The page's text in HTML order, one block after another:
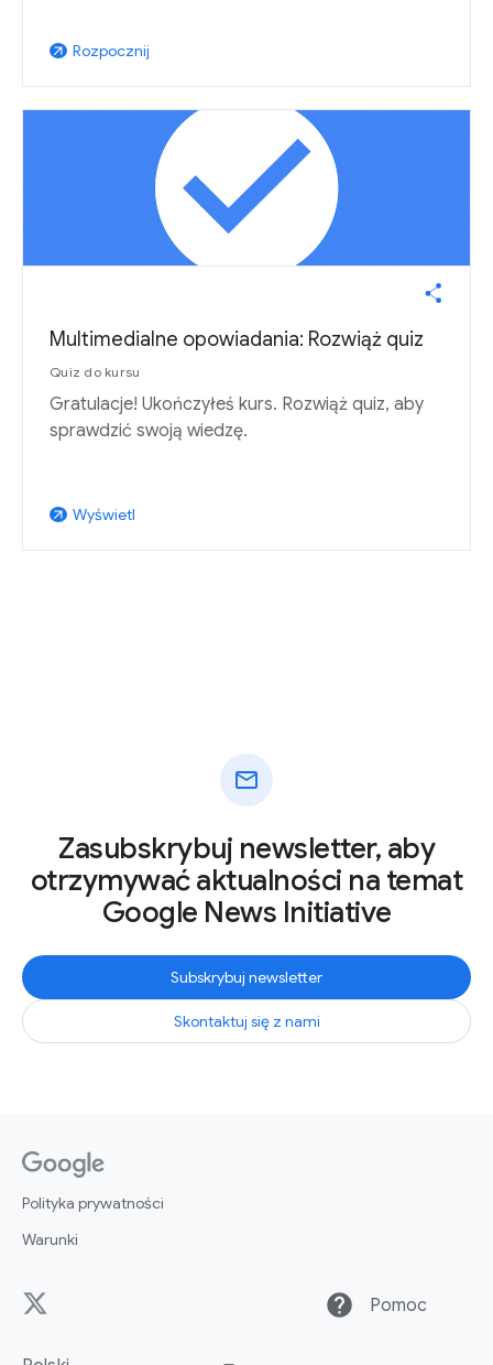
arrow_outward Rozpocznij
Multimedialne opowiadania: Rozwiąż quiz
Quiz do kursu
Gratulacje! Ukończyłeś kurs. Rozwiąż quiz, aby
sprawdzić swoją wiedzę.
arrow_outward Wyświetl
mail
Zasubskrybuj newsletter, aby
otrzymywać aktualności na temat
Google News Initiative
Subskrybuj newsletter
Skontaktuj się z nami
Polityka prywatności
Warunki
help Pomoc